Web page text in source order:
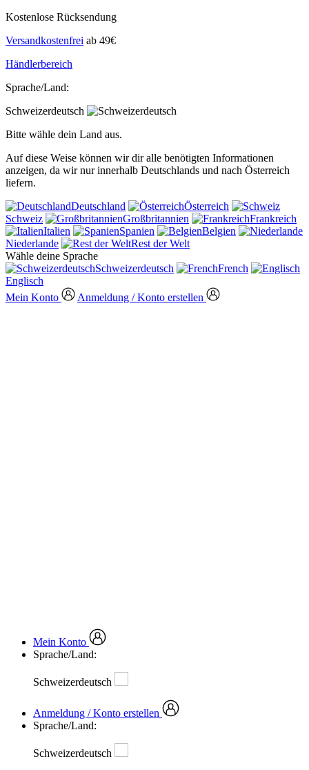
Kostenlose Rücksendung
Versandkostenfrei ab 49€
Händlerbereich
Sprache/Land:
Schweizerdeutsch
Bitte wähle dein Land aus.
Auf diese Weise können wir dir alle benötigten Informationen
anzeigen, da wir nur innerhalb Deutschlands und nach Österreich
liefern.
Deutschland
Österreich
Schweiz
Großbritannien
Frankreich
Italien
Spanien
Belgien
Niederlande
Rest der Welt
Wähle deine Sprache
Schweizerdeutsch
French
Englisch
Mein Konto
Anmeldung / Konto erstellen
Mein Konto
Sprache/Land:
Schweizerdeutsch
Anmeldung / Konto erstellen
Sprache/Land:
Schweizerdeutsch